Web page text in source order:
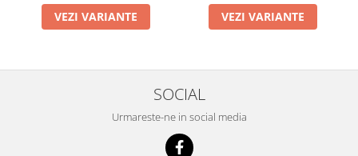
VEZI VARIANTE VEZI VARIANTE
SOCIAL
Urmareste-ne in social media